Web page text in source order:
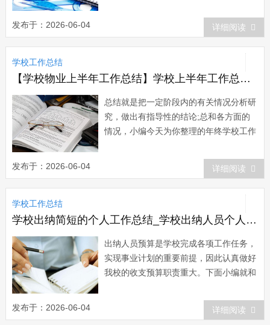
结 一年来，全校师生在上级部门的有
力领导下，我校的校园建设焕然一新，师
生面貌和精神状态也更加振奋，教育教学
更加规范化和科学化，各项管理也更加有
章可循，...
发布于：2026-06-04 详细阅读
学校工作总结
【学校物业上半年工作总结】学校上半年工作总结3篇
总结就是把一定阶段内的有关情况分析研
究，做出有指导性的结论;总和各方面的
情况，小编今天为你整理的年终学校工作
结一 一学期的工作在紧张、忙碌又轻
松愉快的氛围中过去了。总的来说，本学
期大家虽忙忙碌碌但也硕果累累。回顾本
学期的工作，我校全体师生在教育局及镇
政府的正...
发布于：2026-06-04 详细阅读
学校工作总结
学校出纳简短的个人工作总结_学校出纳人员个人工作总结
出纳人员预算是学校完成各项工作任务，
实现事业计划的重要前提，因此认真做好
我校的收支预算职责重大。下面小编就和
一下吧。 学校出纳人员工作总结
20xx年即将过去，今年，是我园成立两周
发布于：2026-06-04 详细阅读